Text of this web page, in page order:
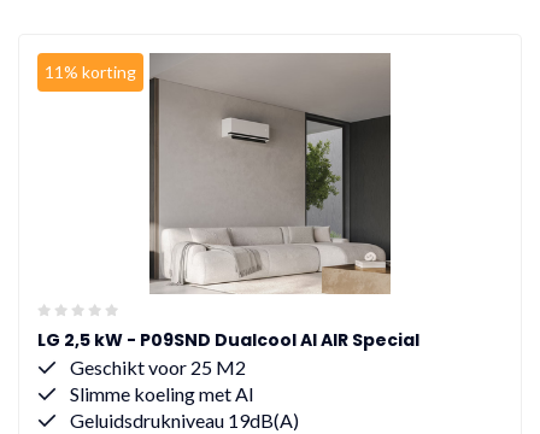
11% korting
LG 2,5 kW - P09SND Dualcool AI AIR Special
Geschikt voor 25 M2
Slimme koeling met AI
Geluidsdrukniveau 19dB(A)